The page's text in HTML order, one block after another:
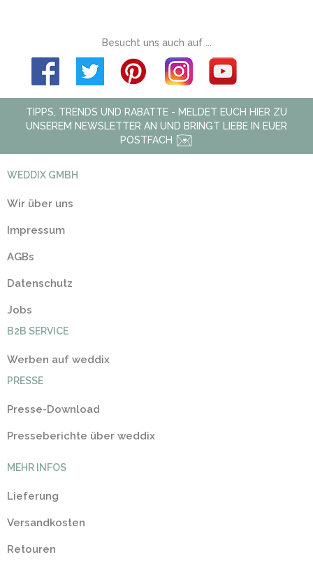
Besucht uns auch auf ...
TIPPS, TRENDS UND RABATTE - MELDET EUCH HIER ZU
UNSEREM NEWSLETTER AN UND BRINGT LIEBE IN EUER
POSTFACH
WEDDIX GMBH
Wir über uns
Impressum
AGBs
Datenschutz
Jobs
B2B SERVICE
Werben auf weddix
PRESSE
Presse-Download
Presseberichte über weddix
MEHR INFOS
Lieferung
Versandkosten
Retouren